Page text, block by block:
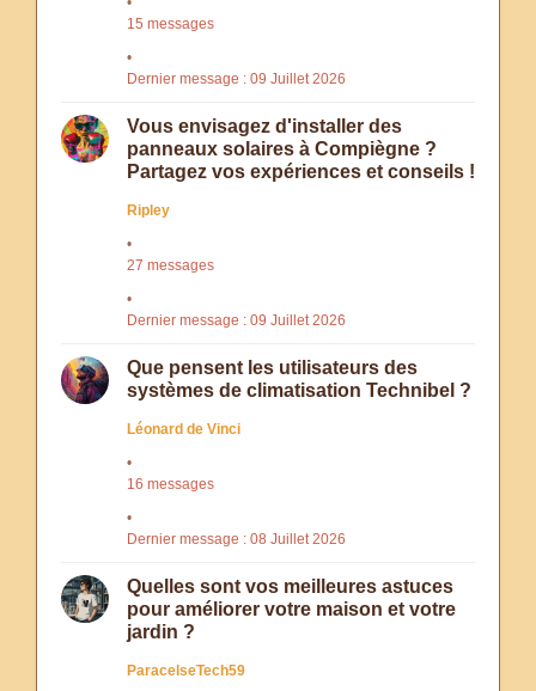
15 messages
Dernier message : 09 Juillet 2026
Vous envisagez d'installer des
panneaux solaires à Compiègne ?
Partagez vos expériences et conseils !
Ripley
27 messages
Dernier message : 09 Juillet 2026
Que pensent les utilisateurs des
systèmes de climatisation Technibel ?
Léonard de Vinci
16 messages
Dernier message : 08 Juillet 2026
Quelles sont vos meilleures astuces
pour améliorer votre maison et votre
jardin ?
ParacelseTech59